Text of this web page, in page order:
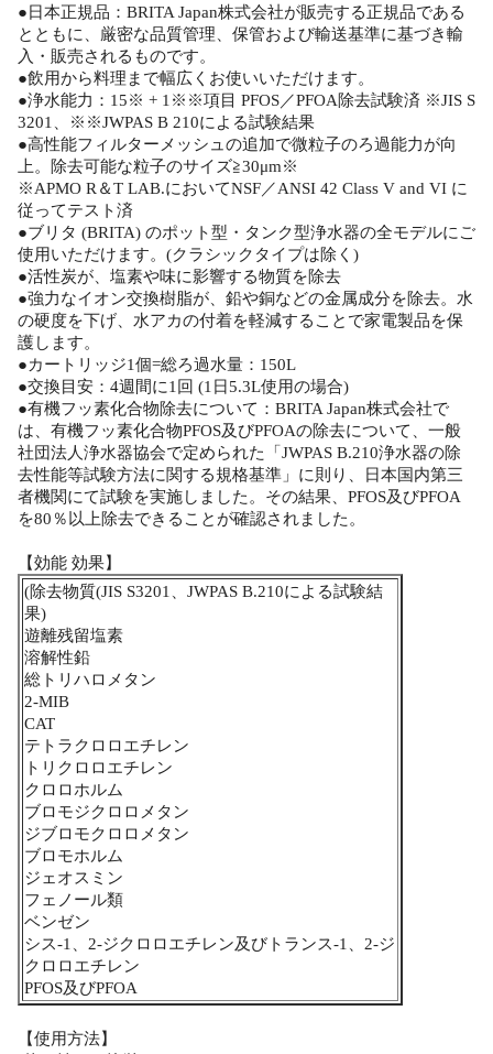
●日本正規品：BRITA Japan株式会社が販売する正規品である
とともに、厳密な品質管理、保管および輸送基準に基づき輸
入・販売されるものです。
●飲用から料理まで幅広くお使いいただけます。
●浄水能力：15※ + 1※※項目 PFOS／PFOA除去試験済 ※JIS S
3201、※※JWPAS B 210による試験結果
●高性能フィルターメッシュの追加で微粒子のろ過能力が向
上。除去可能な粒子のサイズ≧30μm※
※APMO R＆T LAB.においてNSF／ANSI 42 Class V and VI に
従ってテスト済
●ブリタ (BRITA) のポット型・タンク型浄水器の全モデルにご
使用いただけます。(クラシックタイプは除く)
●活性炭が、塩素や味に影響する物質を除去
●強力なイオン交換樹脂が、鉛や銅などの金属成分を除去。水
の硬度を下げ、水アカの付着を軽減することで家電製品を保
護します。
●カートリッジ1個=総ろ過水量：150L
●交換目安：4週間に1回 (1日5.3L使用の場合)
●有機フッ素化合物除去について：BRITA Japan株式会社で
は、有機フッ素化合物PFOS及びPFOAの除去について、一般
社団法人浄水器協会で定められた「JWPAS B.210浄水器の除
去性能等試験方法に関する規格基準」に則り、日本国内第三
者機関にて試験を実施しました。その結果、PFOS及びPFOA
を80％以上除去できることが確認されました。
【効能 効果】
(除去物質(JIS S3201、JWPAS B.210による試験結
果)
遊離残留塩素
溶解性鉛
総トリハロメタン
2-MIB
CAT
テトラクロロエチレン
トリクロロエチレン
クロロホルム
ブロモジクロロメタン
ジブロモクロロメタン
ブロモホルム
ジェオスミン
フェノール類
ベンゼン
シス-1、2-ジクロロエチレン及びトランス-1、2-ジ
クロロエチレン
PFOS及びPFOA
【使用方法】